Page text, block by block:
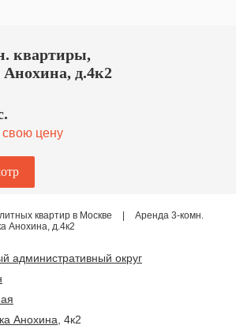
квартиры,
д.4к2
цену
квартир в Москве
Аренда 3-комн.
Анохина, д.4к2
административный округ
Анохина , 4к2